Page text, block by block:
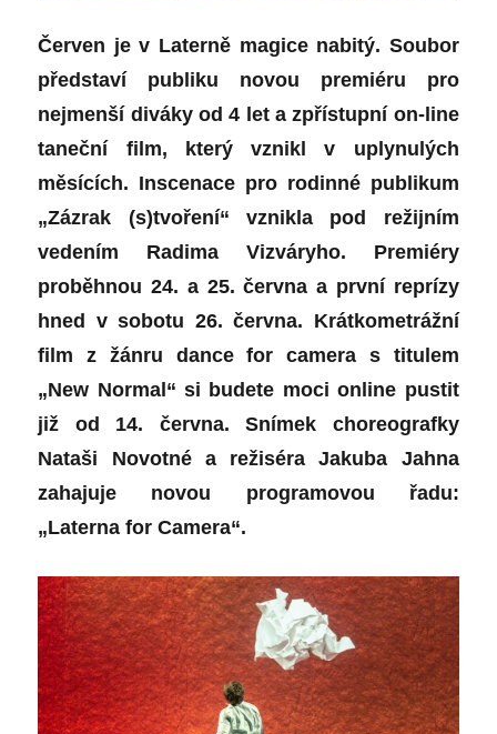
Červen je v Laterně magice nabitý. Soubor
představí publiku novou premiéru pro
nejmenší diváky od 4 let a zpřístupní on-line
taneční film, který vznikl v uplynulých
měsících. Inscenace pro rodinné publikum
„Zázrak (s)tvoření“ vznikla pod režijním
vedením Radima Vizváryho. Premiéry
proběhnou 24. a 25. června a první reprízy
hned v sobotu 26. června. Krátkometrážní
film z žánru dance for camera s titulem
„New Normal“ si budete moci online pustit
již od 14. června. Snímek choreografky
Nataši Novotné a režiséra Jakuba Jahna
zahajuje novou programovou řadu:
„Laterna for Camera“.